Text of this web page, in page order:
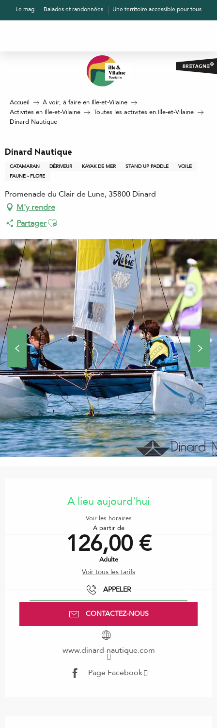
AllerLe mag Balades et randonnées Une territoire accessible pour tous
Accueil
À voir, à faire en Ille-et-Vilaine
Activités en Ille-et-Vilaine
Toutes les activités en Ille-et-Vilaine
Dinard Nautique
Dinard Nautique
CATAMARAN DÉRIVEUR KAYAK DE MER STAND UP PADDLE
VOILE
FAUNE - FLORE
Promenade du Clair de Lune, 35800 Dinard
M'y rendre
PartagerAjouter aux favoris
A lieu aujourd'hui
Voir les horaires
À partir de
126,00 €
Adulte
Voir tous les tarifs
APPELER
CONTACTEZ-NOUS
www.dinard-nautique.com
Page Facebook